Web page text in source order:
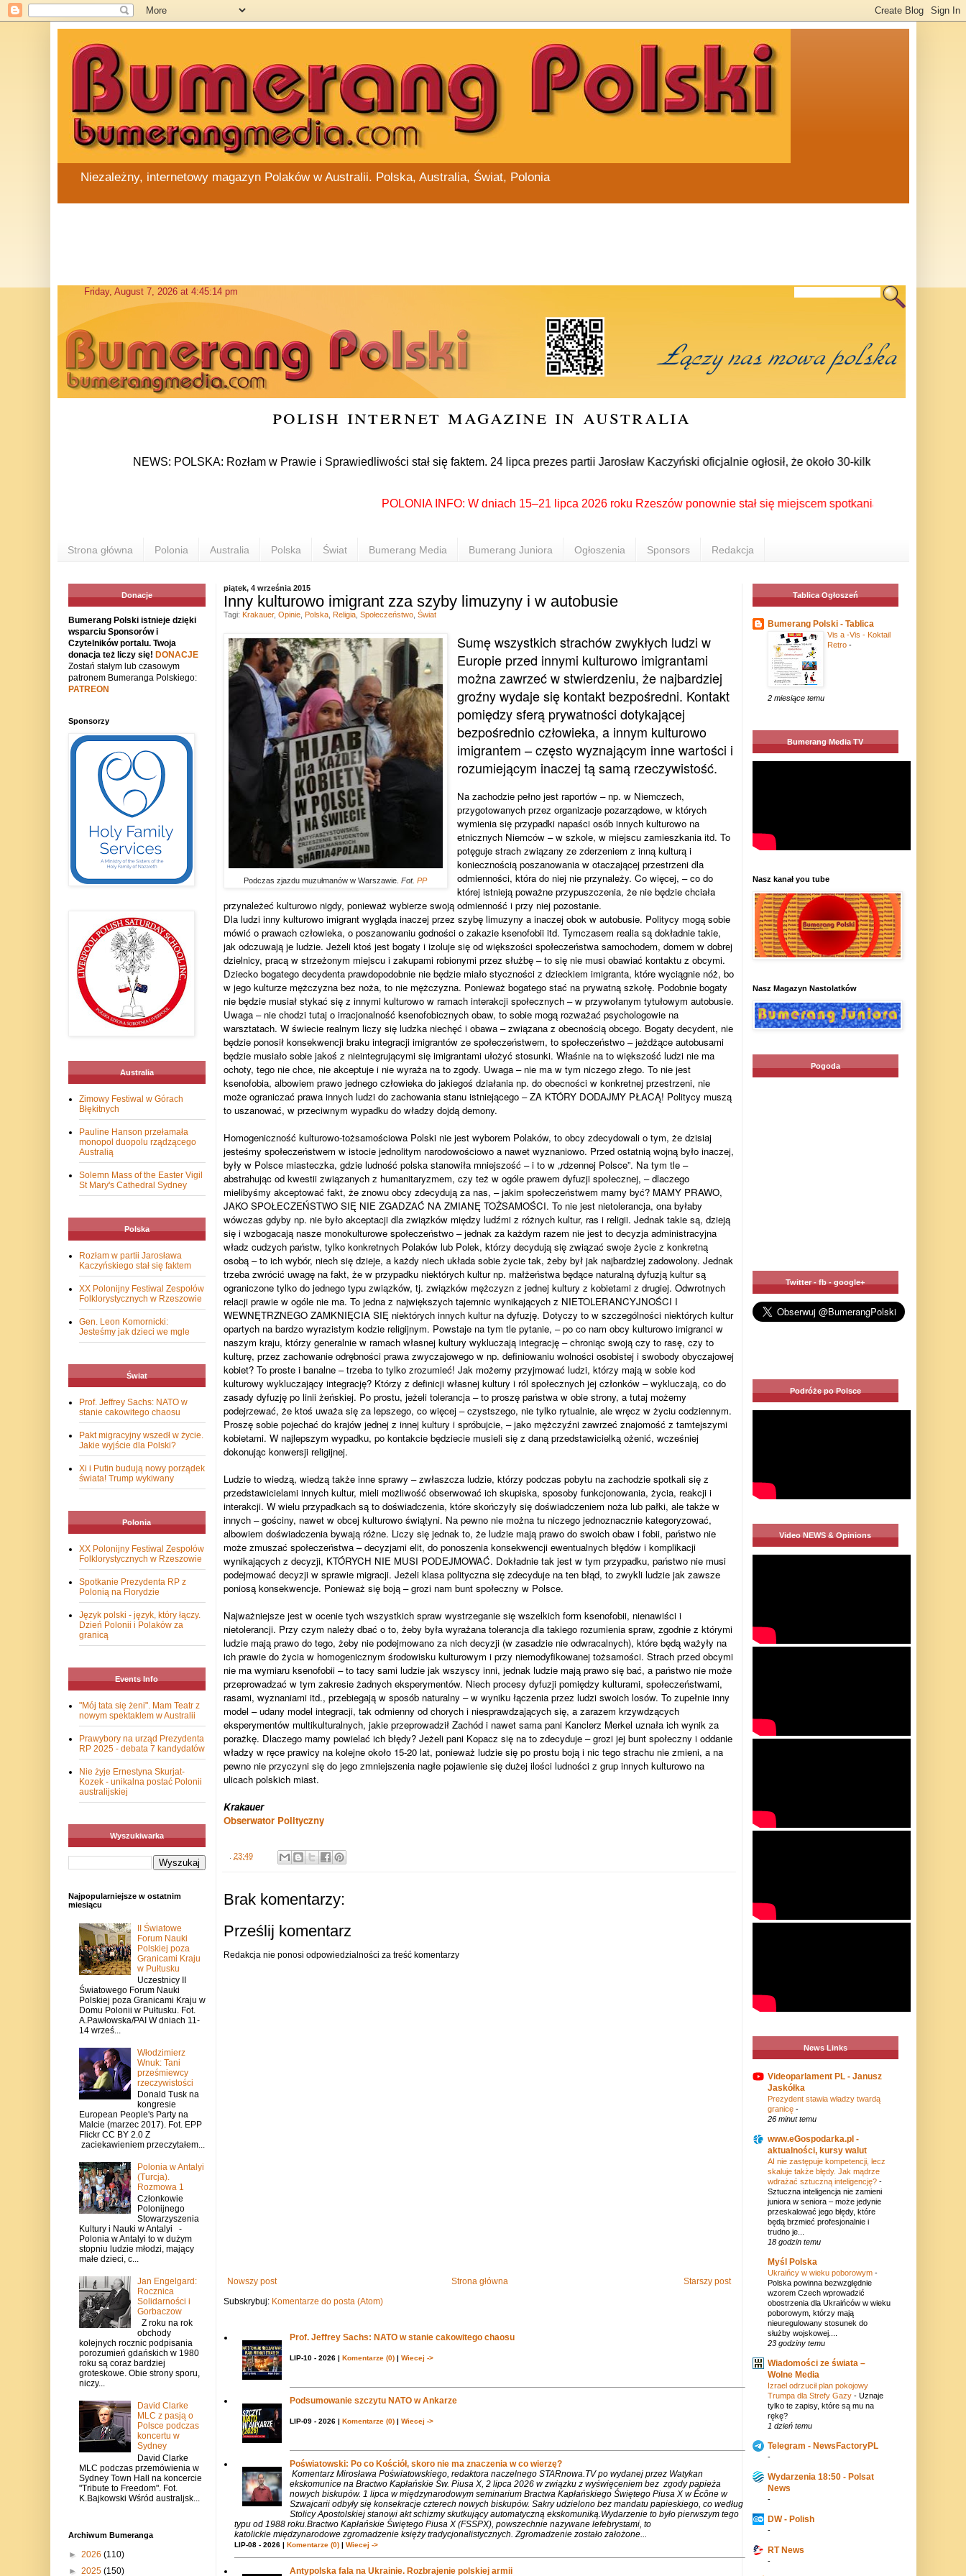
Niezależny, internetowy magazyn Polaków w Australii. Polska, Australia, Świat, Polonia
polish internet magazine in australia
NEWS: POLSKA: Rozłam w Prawie i Sprawiedliwości stał się faktem. 24 lipca prezes partii Jarosław Kaczyński oficjalnie ogłosił, że około 30-kilku posłów
POLONIA INFO: W dniach 15–21 lipca 2026 roku Rzeszów ponownie stał się miejscem spotkania Polonii z
Strona główna Polonia Australia Polska Świat Bumerang Media Bumerang Juniora Ogłoszenia Sponsors Redakcja
piątek, 4 września 2015
Inny kulturowo imigrant zza szyby limuzyny i w autobusie
Podczas zjazdu muzułmanów w Warszawie. Fot. PP
Sumę wszystkich strachów zwykłych ludzi w
Europie przed innymi kulturowo imigrantami
można zawrzeć w stwierdzeniu, że najbardziej
groźny wydaje się kontakt bezpośredni. Kontakt
pomiędzy sferą prywatności dotykającej
bezpośrednio człowieka, a innym kulturowo
imigrantem – często wyznającym inne wartości i
rozumiejącym inaczej tą samą rzeczywistość.
Na zachodzie pełno jest raportów – np. w Niemczech,
przygotowanych przez organizacje pozarządowe, w których
wymienia się przypadki napaści osób innych kulturowo na
etnicznych Niemców – w szkole, w miejscu zamieszkania itd. To
potęguje strach związany ze zderzeniem z inną kulturą i
koniecznością poszanowania w otaczającej przestrzeni dla
odmienności, która do niej nie przynależy. Co więcej, – co do
której istnieją poważne przypuszczenia, że nie będzie chciała
przynależeć kulturowo nigdy, ponieważ wybierze swoją odmienność i przy niej pozostanie.
Dla ludzi inny kulturowo imigrant wygląda inaczej przez szybę limuzyny a inaczej obok w autobusie. Politycy mogą sobie
mówić o prawach człowieka, o poszanowaniu godności o zakazie ksenofobii itd. Tymczasem realia są dokładnie takie,
jak odczuwają je ludzie. Jeżeli ktoś jest bogaty i izoluje się od większości społeczeństwa samochodem, domem w dobrej
dzielnicy, pracą w strzeżonym miejscu i zakupami robionymi przez służbę – to się nie musi obawiać kontaktu z obcymi.
Dziecko bogatego decydenta prawdopodobnie nie będzie miało styczności z dzieckiem imigranta, które wyciągnie nóż, bo
w jego kulturze mężczyzna bez noża, to nie mężczyzna. Ponieważ bogatego stać na prywatną szkołę. Podobnie bogaty
nie będzie musiał stykać się z innymi kulturowo w ramach interakcji społecznych – w przywołanym tytułowym autobusie.
Uwaga – nie chodzi tutaj o irracjonalność ksenofobicznych obaw, to sobie mogą rozważać psychologowie na
warsztatach. W świecie realnym liczy się ludzka niechęć i obawa – związana z obecnością obcego. Bogaty decydent, nie
będzie ponosił konsekwencji braku integracji imigrantów ze społeczeństwem, to społeczeństwo – jeżdżące autobusami
będzie musiało sobie jakoś z nieintegrującymi się imigrantami ułożyć stosunki. Właśnie na to większość ludzi nie ma
ochoty, tego nie chce, nie akceptuje i nie wyraża na to zgody. Uwaga – nie ma w tym niczego złego. To nie jest
ksenofobia, albowiem prawo jednego człowieka do jakiegoś działania np. do obecności w konkretnej przestrzeni, nie
może ograniczać prawa innych ludzi do zachowania stanu istniejącego – ZA KTÓRY DODAJMY PŁACĄ! Politycy muszą
to uszanować, w przeciwnym wypadku do władzy dojdą demony.
Homogeniczność kulturowo-tożsamościowa Polski nie jest wyborem Polaków, to obcy zdecydowali o tym, że dzisiaj
jesteśmy społeczeństwem w istocie jednolitym narodowościowo a nawet wyznaniowo. Przed ostatnią wojną było inaczej,
były w Polsce miasteczka, gdzie ludność polska stanowiła mniejszość – i to w „rdzennej Polsce”. Na tym tle –
abstrahując od kwestii związanych z humanitaryzmem, czy też w ogóle prawem dyfuzji społecznej, – dlaczego
mielibyśmy akceptować fakt, że znowu obcy zdecydują za nas, – jakim społeczeństwem mamy być? MAMY PRAWO,
JAKO SPOŁECZEŃSTWO SIĘ NIE ZGADZAĆ NA ZMIANĘ TOŻSAMOŚCI. To nie jest nietolerancja, ona byłaby
wówczas gdyby np. nie było akceptacji dla związków między ludźmi z różnych kultur, ras i religii. Jednak takie są, dzieją
się i wzbogacają nasze monokulturowe społeczeństwo – jednak za każdym razem nie jest to decyzja administracyjna
władz cudzych państw, tylko konkretnych Polaków lub Polek, którzy decydują się związać swoje życie z konkretną
osobą – to ich wybór, niech się dzieje, a każdy niech układa sobie życie tak, żeby był jak najbardziej zadowolony. Jednak
trzeba zwrócić uwagę na fakt, że w przypadku niektórych kultur np. małżeństwa będące naturalną dyfuzją kultur są
ograniczone tylko do jednego typu związków, tj. związków mężczyzn z jednej kultury z kobietami z drugiej. Odwrotnych
relacji prawie w ogóle nie ma. To jedna z największych tajemnic wynikających z NIETOLERANCYJNOŚCI I
WEWNĘTRZNEGO ZAMKNIĘCIA SIĘ niektórych innych kultur na dyfuzję. Dotyczy to w szczególności niektórych kultur
opartych na bardzo wyrazistym kodzie religijnym. Powstaje na tym tle pytanie, – po co nam obcy kulturowo imigranci w
naszym kraju, którzy generalnie w ramach własnej kultury wykluczają integrację – chroniąc swoją czy to rasę, czy to
kulturę, przez zachowanie odrębności prawa zwyczajowego w np. definiowaniu wolności osobistej i swobody obyczajowej
kobiet? To proste i banalne – trzeba to tylko zrozumieć! Jak możemy przyjmować ludzi, którzy mają w sobie kod
kulturowy wykluczający integrację? Którzy z definicji własnej kultury i ról społecznych jej członków – wykluczają, co do
zasady dyfuzję po linii żeńskiej. Po prostu, jeżeli tolerancja – to proszę państwa w obie strony, a tutaj możemy
podejrzewać, że ktoś uważa się za lepszego, co więcej – czystszego, nie tylko rytualnie, ale wręcz w życiu codziennym.
Proszę sobie pojechać do krajów jednej z innej kultury i spróbujcie, – jako mężczyźni zawrzeć znajomość z tamtejszymi
kobietami. W najlepszym wypadku, po kontakcie będziecie musieli się z daną przedstawicielką ożenić, wcześniej
dokonując konwersji religijnej.
Ludzie to wiedzą, wiedzą także inne sprawy – zwłaszcza ludzie, którzy podczas pobytu na zachodzie spotkali się z
przedstawicielami innych kultur, mieli możliwość obserwować ich skupiska, sposoby funkcjonowania, życia, reakcji i
interakcji. W wielu przypadkach są to doświadczenia, które skończyły się doświadczeniem noża lub pałki, ale także w
innych – gościny, nawet w obcej kulturowo świątyni. Na pewno nie można tu niczego jednoznacznie kategoryzować,
albowiem doświadczenia bywają różne. Liczy się jednak to, że ludzie mają prawo do swoich obaw i fobii, państwo nie
może zmuszać społeczeństwa – decyzjami elit, do ponoszenia konsekwencji ewentualnych błędów i komplikacji
wynikających z decyzji, KTÓRYCH NIE MUSI PODEJMOWAĆ. Dokładnie tak jest w tym przypadku, państwo nie musi
podejmować decyzji w sprawie migracji. Jeżeli klasa polityczna się zdecyduje na ten błąd, to zwykli ludzie jak zawsze
poniosą konsekwencje. Ponieważ się boją – grozi nam bunt społeczny w Polsce.
Najważniejsze jest w ocenie tych wszystkich spraw wystrzeganie się wszelkich form ksenofobii, nienawiści i
nietolerancji. Przy czym należy dbać o to, żeby była wyrażana tolerancja dla takiego rozumienia spraw, zgodnie z którymi
ludzie mają prawo do tego, żeby nie podejmowano za nich decyzji (w zasadzie nie odwracalnych), które będą ważyły na
ich prawie do życia w homogenicznym środowisku kulturowym i przy niemodyfikowanej tożsamości. Strach przed obcymi
nie ma wymiaru ksenofobii – to tacy sami ludzie jak wszyscy inni, jednak ludzie mają prawo się bać, a państwo nie może
przeprowadzać w tym zakresie żadnych eksperymentów. Niech procesy dyfuzji pomiędzy kulturami, społeczeństwami,
rasami, wyznaniami itd., przebiegają w sposób naturalny – w wyniku łączenia przez ludzi swoich losów. To zupełnie inny
model – udany model integracji, tak odmienny od chorych i niesprawdzających się, a zarazem krzywdzących
eksperymentów multikulturalnych, jakie przeprowadził Zachód i nawet sama pani Kanclerz Merkel uznała ich wynik za
porażkę. Dlaczego mamy powielać ich błędy? Jeżeli pani Kopacz się na to zdecyduje – grozi jej bunt społeczny i oddanie
władzy w ręce prawicy na kolejne około 15-20 lat, ponieważ ludzie się po prostu boją i nic tego strachu nie zmieni, a na
pewno nie przyczyni się do jego zmniejszenia nagłe pojawienie się dużej ilości ludności z grup innych kulturowo na
ulicach polskich miast.
Krakauer
Obserwator Polityczny
. 23:49
Tagi: Krakauer, Opinie, Polska, Religia, Społeczeństwo, Świat
Brak komentarzy:
Prześlij komentarz
Redakcja nie ponosi odpowiedzialności za treść komentarzy
Nowszy post Starszy post
Strona główna
Subskrybuj: Komentarze do posta (Atom)
Prof. Jeffrey Sachs: NATO w stanie cakowitego chaosu
LIP-10 - 2026 | Komentarze (0)| Wiecej ->
Podsumowanie szczytu NATO w Ankarze
LIP-09 - 2026 | Komentarze (0)| Wiecej ->
Poświatowski: Po co Kościół, skoro nie ma znaczenia w co wierzę?
Komentarz Mirosława Poświatowskiego, redaktora naczelnego STARnowa.TV po wydanej przez Watykan
ekskomunice na Bractwo Kapłańskie Św. Piusa X, 2 lipca 2026 w związku z wyświęceniem bez zgody papieża
nowych biskupów. 1 lipca w międzynarodowym seminarium Bractwa Kapłańskiego Świętego Piusa X w Écône w
Szwajcarii odbyły się konsekracje czterech nowych biskupów. Sakry udzielono bez mandatu papieskiego, co według
Stolicy Apostolskiej stanowi akt schizmy skutkujący automatyczną ekskomuniką.Wydarzenie to było pierwszym tego
typu od 1988 roku.Bractwo Kapłańskie Świętego Piusa X (FSSPX), powszechnie nazywane lefebrystami, to
katolickie międzynarodowe zgromadzenie księży tradycjonalistycznych. Zgromadzenie zostało założone...
LIP-08 - 2026 | Komentarze (0)| Wiecej ->
Antypolska fala na Ukrainie. Rozbrajenie polskiej armii
Donacje
Bumerang Polski istnieje dzięki
wsparciu Sponsorów i
Czytelników portalu. Twoja
donacja też liczy się! DONACJE
Zostań stałym lub czasowym
patronem Bumeranga Polskiego:
PATREON
Sponsorzy
Australia
Zimowy Festiwal w Górach
Błękitnych
Pauline Hanson przełamała
monopol duopolu rządzącego
Australią
Solemn Mass of the Easter Vigil
St Mary's Cathedral Sydney
Polska
Rozłam w partii Jarosława
Kaczyńskiego stał się faktem
XX Polonijny Festiwal Zespołów
Folklorystycznych w Rzeszowie
Gen. Leon Komornicki:
Jesteśmy jak dzieci we mgle
Świat
Prof. Jeffrey Sachs: NATO w
stanie cakowitego chaosu
Pakt migracyjny wszedł w życie.
Jakie wyjście dla Polski?
Xi i Putin budują nowy porządek
świata! Trump wykiwany
Polonia
XX Polonijny Festiwal Zespołów
Folklorystycznych w Rzeszowie
Spotkanie Prezydenta RP z
Polonią na Florydzie
Język polski - język, który łączy.
Dzień Polonii i Polaków za
granicą
Events Info
"Mój tata się żeni". Mam Teatr z
nowym spektaklem w Australii
Prawybory na urząd Prezydenta
RP 2025 - debata 7 kandydatów
Nie żyje Ernestyna Skurjat-
Kozek - unikalna postać Polonii
australijskiej
Wyszukiwarka
Najpopularniejsze w ostatnim
miesiącu
II Światowe
Forum Nauki
Polskiej poza
Granicami Kraju
w Pułtusku
Uczestnicy II
Światowego Forum Nauki
Polskiej poza Granicami Kraju w
Domu Polonii w Pułtusku. Fot.
A.Pawłowska/PAI W dniach 11-
14 wrześ...
Włodzimierz
Wnuk: Tani
prześmiewcy
rzeczywistości
Donald Tusk na
kongresie
European People's Party na
Malcie (marzec 2017). Fot. EPP
Flickr CC BY 2.0 Z
zaciekawieniem przeczytałem...
Polonia w Antalyi
(Turcja).
Rozmowa 1
Członkowie
Polonijnego
Stowarzyszenia
Kultury i Nauki w Antalyi -
Polonia w Antalyi to w dużym
stopniu ludzie młodzi, mający
małe dzieci, c...
Jan Engelgard:
Rocznica
Solidarności i
Gorbaczow
Z roku na rok
obchody
kolejnych rocznic podpisania
porozumień gdańskich w 1980
roku są coraz bardziej
groteskowe. Obie strony sporu,
niczy...
David Clarke
MLC z pasją o
Polsce podczas
koncertu w
Sydney
David Clarke
MLC podczas przemówienia w
Sydney Town Hall na koncercie
"Tribute to Freedom". Fot.
K.Bajkowski Wśród australjsk...
Archiwum Bumeranga
► 2026 (110)
► 2025 (150)
Tablica Ogłoszeń
Bumerang Polski - Tablica
Vis a -Vis - Koktail
Retro -
2 miesiące temu
Bumerang Media TV
Nasz kanał you tube
Nasz Magazyn Nastolatków
Pogoda
Twitter - fb - google+
Podróże po Polsce
Video NEWS & Opinions
News Links
Videoparlament PL - Janusz
Jaskółka
Prezydent stawia władzy twardą
granicę -
26 minut temu
www.eGospodarka.pl -
aktualności, kursy walut
AI nie zastępuje kompetencji, lecz
skaluje także błędy. Jak mądrze
wdrażać sztuczną inteligencję? -
Sztuczna inteligencja nie zamieni
juniora w seniora – może jedynie
przeskalować jego błędy, które
będą brzmieć profesjonalnie i
trudno je...
18 godzin temu
Myśl Polska
Ukraińcy w wieku poborowym -
Polska powinna bezwzględnie
wzorem Czech wprowadzić
obostrzenia dla Ukraińców w wieku
poborowym, którzy mają
nieuregulowany stosunek do
służby wojskowej....
23 godziny temu
Wiadomości ze świata –
Wolne Media
Izrael odrzucił plan pokojowy
Trumpa dla Strefy Gazy - Uznaje
tylko te zapisy, które są mu na
rękę?
1 dzień temu
Telegram - NewsFactoryPL
-
Wydarzenia 18:50 - Polsat
News
-
DW - Polish
-
RT News
-